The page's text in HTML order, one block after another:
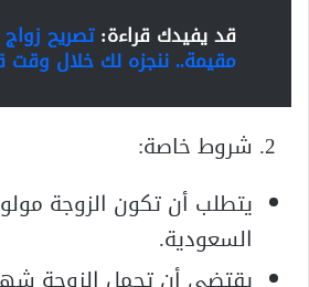
قد يفيدك قراءة:تصريح
مقيمة.. ننجزه لك خلال وقت
شروط خاصة:
يتطلب أن تكون الزوجة
السعودية.